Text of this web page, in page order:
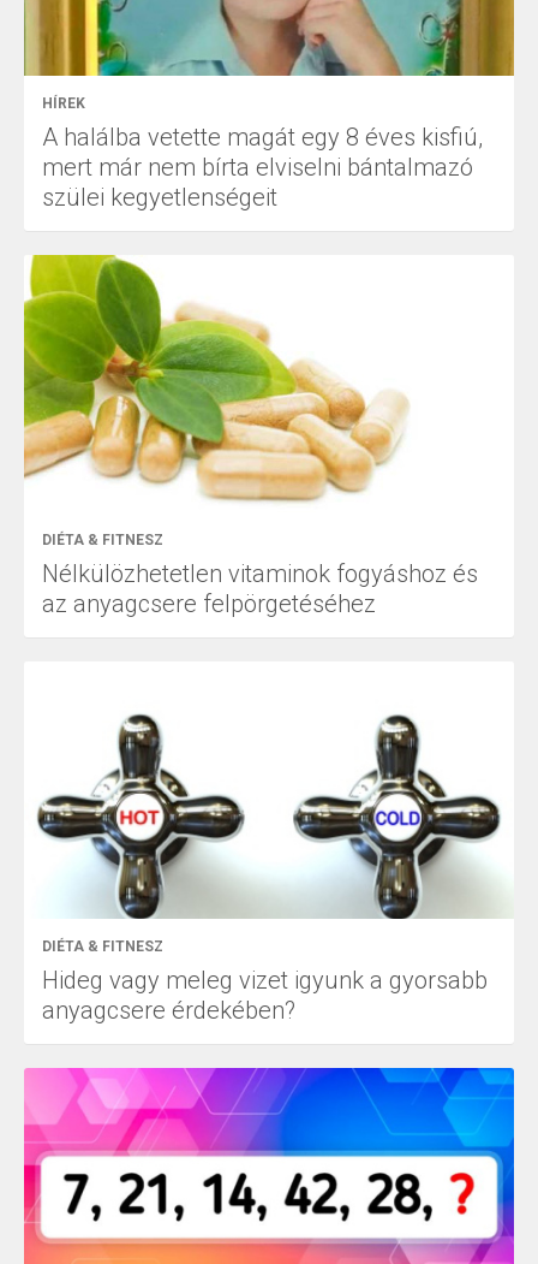
HÍREK
A halálba vetette magát egy 8 éves kisfiú,
mert már nem bírta elviselni bántalmazó
szülei kegyetlenségeit
DIÉTA & FITNESZ
Nélkülözhetetlen vitaminok fogyáshoz és
az anyagcsere felpörgetéséhez
DIÉTA & FITNESZ
Hideg vagy meleg vizet igyunk a gyorsabb
anyagcsere érdekében?